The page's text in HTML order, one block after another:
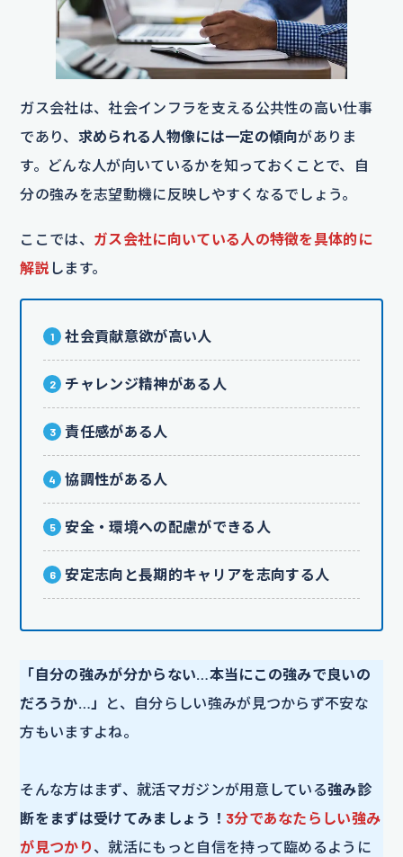
ガス会社は、社会インフラを支える公共性の高い仕事
であり、 求められる人物像には一定の傾向がありま
す。どんな人が向いているかを知っておくことで、自
分の強みを志望動機に反映しやすくなるでしょう。
ここでは、 ガス会社に向いている人の特徴を具体的に
解説 します。
社会貢献意欲が高い人
チャレンジ精神がある人
責任感がある人
協調性がある人
安全・環境への配慮ができる人
安定志向と長期的キャリアを志向する人
「自分の強みが分からない…本当にこの強みで良いの
だろうか…」
と、自分らしい強みが見つからず不安な
方もいますよね。
そんな方はまず、就活マガジンが用意している強み診
断をまずは受けてみましょう！ 3分であなたらしい強み
が見つかり 、就活にもっと自信を持って臨めるように